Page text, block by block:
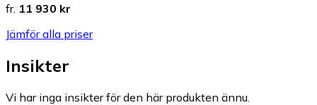
fr. 11 930 kr
Jämför alla priser
Insikter
Vi har inga insikter för den här produkten ännu.